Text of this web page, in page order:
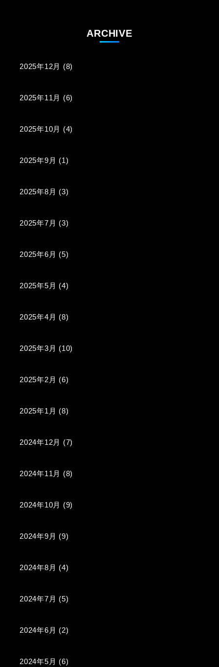
ARCHIVE
2025年12月 (8)
2025年11月 (6)
2025年10月 (4)
2025年9月 (1)
2025年8月 (3)
2025年7月 (3)
2025年6月 (5)
2025年5月 (4)
2025年4月 (8)
2025年3月 (10)
2025年2月 (6)
2025年1月 (8)
2024年12月 (7)
2024年11月 (8)
2024年10月 (9)
2024年9月 (9)
2024年8月 (4)
2024年7月 (5)
2024年6月 (2)
2024年5月 (6)